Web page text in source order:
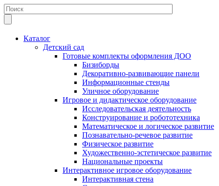
Каталог
Детский сад
Готовые комплекты оформления ДОО
Бизиборды
Декоративно-развивающие панели
Информационные стенды
Уличное оборудование
Игровое и дидактическое оборудование
Исследовательская деятельность
Конструирование и робототехника
Математическое и логическое развитие
Познавательно-речевое развитие
Физическое развитие
Художественно-эстетическое развитие
Национальные проекты
Интерактивное игровое оборудование
Интерактивная стена